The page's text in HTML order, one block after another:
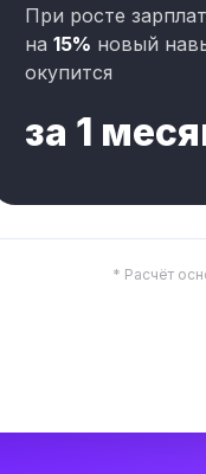
При росте
на 15% новый
окупится
за 1
* Расчёт